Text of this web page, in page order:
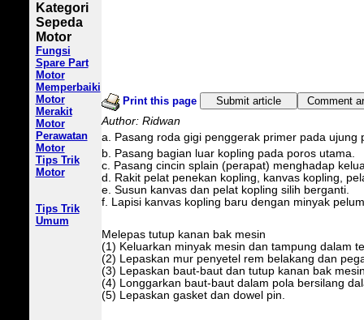
Kategori
Sepeda
Motor
Fungsi
Spare Part
Motor
Memperbaiki
Motor
Merakit
Motor
Perawatan
Motor
Tips Trik
Motor
Tips Trik
Umum
Print this page Submit article
Comment
Author: Ridwan
a. Pasang roda gigi penggerak primer pada ujung
b. Pasang bagian luar kopling pada poros utama.
c. Pasang cincin splain (perapat) menghadap
d. Rakit pelat penekan kopling, kanvas kopling,
e. Susun kanvas dan pelat kopling silih berganti.
f. Lapisi kanvas kopling baru dengan minyak
Melepas tutup kanan bak mesin
(1) Keluarkan minyak mesin dan tampung dalam
(2) Lepaskan mur penyetel rem belakang dan
(3) Lepaskan baut-baut dan tutup kanan bak
(4) Longgarkan baut-baut dalam pola bersilang
(5) Lepaskan gasket dan dowel pin.